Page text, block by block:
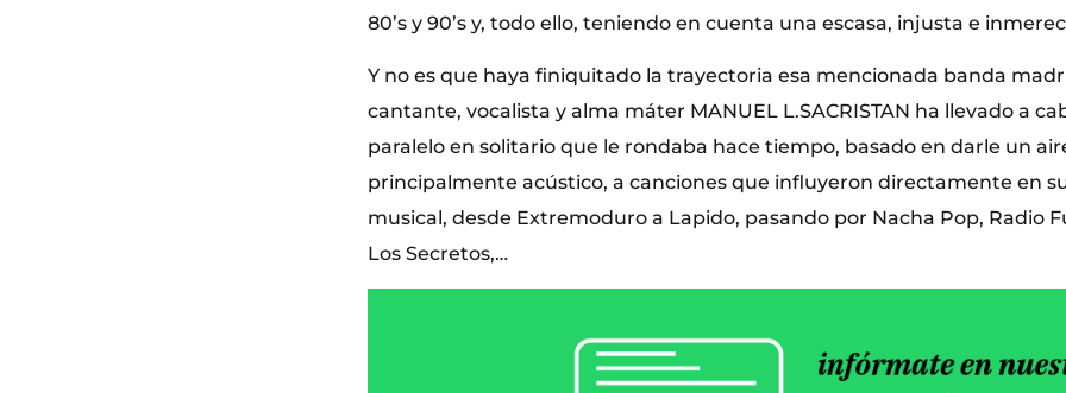
80’s y 90’s y, todo ello, teniendo en cuenta una escasa, injusta e
Y no es que haya finiquitado la trayectoria esa mencionada banda
cantante, vocalista y alma máter MANUEL L.SACRISTAN ha llevado a
paralelo en solitario que le rondaba hace tiempo, basado en darle un
principalmente acústico, a canciones que influyeron directamente en
musical, desde Extremoduro a Lapido, pasando por Nacha Pop, Radio
Los Secretos,…